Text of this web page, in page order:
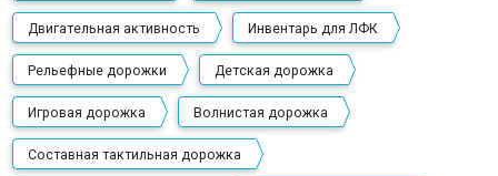
Двигательная активность Инвентарь для ЛФК
Рельефные дорожки Детская дорожка
Игровая дорожка Волнистая дорожка
Составная тактильная дорожка